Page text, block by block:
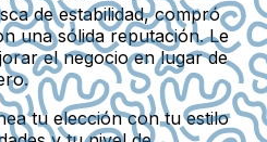
de estabilidad, compró
una sólida reputación. Le
el negocio en lugar de
tu elección con tu estilo